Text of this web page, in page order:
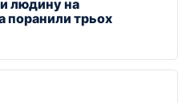
людину на
поранили трьох